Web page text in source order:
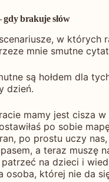
gdy brakuje słów
w
mnie smutne
są hołdem dla
dzień.
mamy jest cisza
po sobie
po prostu uczy
a teraz
patrzeć na dzieci i
osoba, której nie da